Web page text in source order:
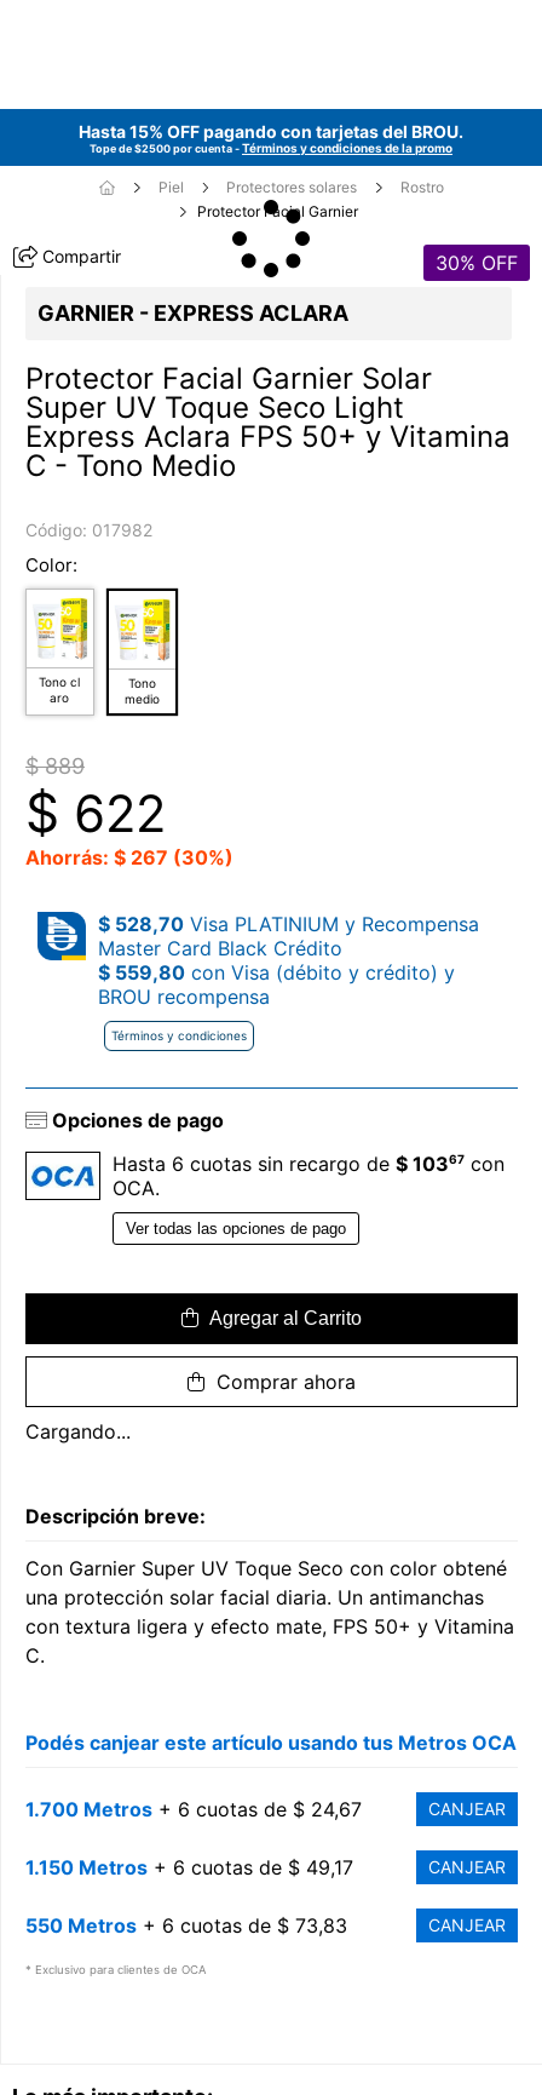
Hasta 15% OFF pagando con tarjetas del BROU.
Tope de $2500 por cuenta -Términos y condiciones de la promo
Piel Protectores solares
Rostro
Protector Facial Garnier
Compartir 30% OFF
GARNIER - EXPRESS ACLARA
Protector Facial Garnier Solar
Super UV Toque Seco Light
Express Aclara FPS 50+ y Vitamina
C - Tono Medio
Código: 017982
Color:
Tono cl
aro
Tono
medio
$ 889
$ 622
Ahorrás: $ 267 (30%)
$ 528,70 Visa PLATINIUM y Recompensa
Master Card Black Crédito
$ 559,80 con Visa (débito y crédito) y
BROU recompensa
Términos y condiciones
Opciones de pago
Hasta 6 cuotas sin recargo de $ 10367 con
OCA.
Ver todas las opciones de pago
Agregar al Carrito
Comprar ahora
Cargando...
Descripción breve:
Con Garnier Super UV Toque Seco con color obtené
una protección solar facial diaria. Un antimanchas
con textura ligera y efecto mate, FPS 50+ y Vitamina
C.
Podés canjear este artículo usando tus Metros OCA
1.700 Metros + 6 cuotas de $ 24,67 CANJEAR
1.150 Metros + 6 cuotas de $ 49,17 CANJEAR
550 Metros + 6 cuotas de $ 73,83 CANJEAR
* Exclusivo para clientes de OCA